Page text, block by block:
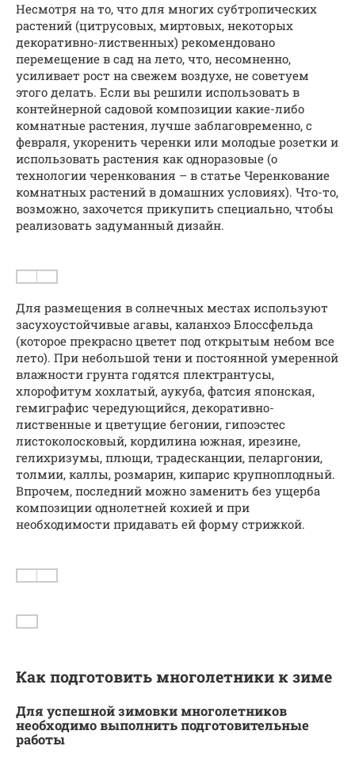
Несмотря на то, что для многих субтропических
растений (цитрусовых, миртовых, некоторых
декоративно-лиственных) рекомендовано
перемещение в сад на лето, что, несомненно,
усиливает рост на свежем воздухе, не советуем
этого делать. Если вы решили использовать в
контейнерной садовой композиции какие-либо
комнатные растения, лучше заблаговременно, с
февраля, укоренить черенки или молодые розетки и
использовать растения как одноразовые (о
технологии черенкования – в статье Черенкование
комнатных растений в домашних условиях). Что-то,
возможно, захочется прикупить специально, чтобы
реализовать задуманный дизайн.
Для размещения в солнечных местах используют
засухоустойчивые агавы, каланхоэ Блоссфельда
(которое прекрасно цветет под открытым небом все
лето). При небольшой тени и постоянной умеренной
влажности грунта годятся плектрантусы,
хлорофитум хохлатый, аукуба, фатсия японская,
гемиграфис чередующийся, декоративно-
лиственные и цветущие бегонии, гипоэстес
листоколосковый, кордилина южная, ирезине,
гелихризумы, плющи, традесканции, пеларгонии,
толмии, каллы, розмарин, кипарис крупноплодный.
Впрочем, последний можно заменить без ущерба
композиции однолетней кохией и при
необходимости придавать ей форму стрижкой.
Как подготовить многолетники к зиме
Для успешной зимовки многолетников
необходимо выполнить подготовительные
работы